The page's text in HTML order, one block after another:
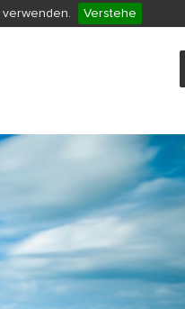
Verstehe